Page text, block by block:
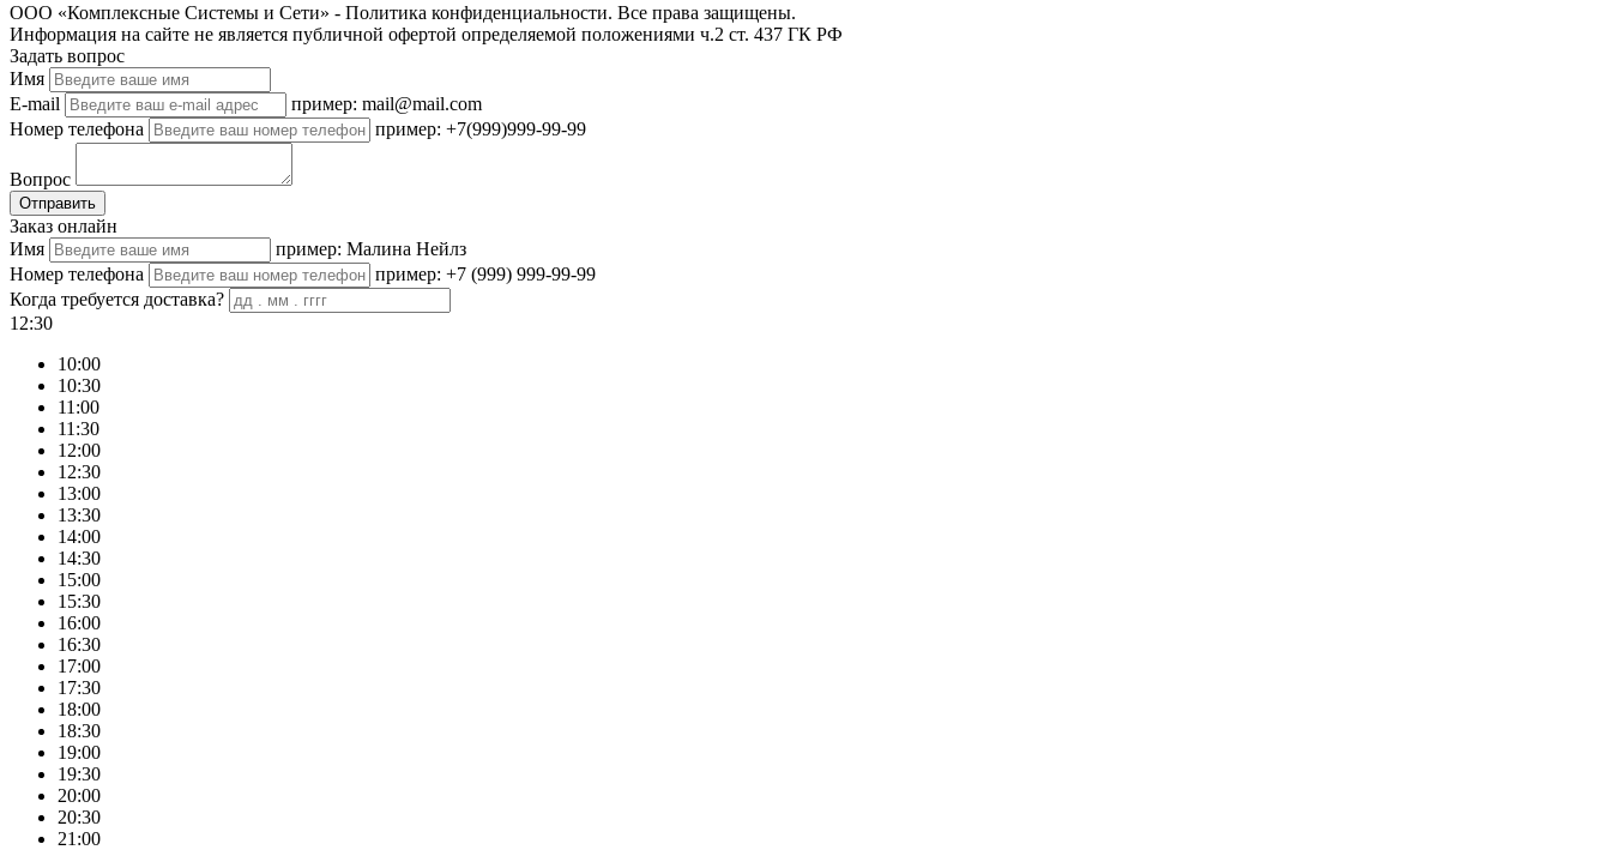
ООО «Комплексные Системы и Сети» - Политика конфиденциальности. Все права защищены.
Информация на сайте не является публичной офертой определяемой положениями ч.2 ст. 437 ГК РФ
Задать вопрос
Имя
E-mail
пример: mail@mail.com
Номер телефона
пример: +7(999)999-99-99
Вопрос
Отправить
Заказ онлайн
Имя
пример: Малина Нейлз
Номер телефона
пример: +7 (999) 999-99-99
Когда требуется доставка?
12:30
10:00
10:30
11:00
11:30
12:00
12:30
13:00
13:30
14:00
14:30
15:00
15:30
16:00
16:30
17:00
17:30
18:00
18:30
19:00
19:30
20:00
20:30
21:00